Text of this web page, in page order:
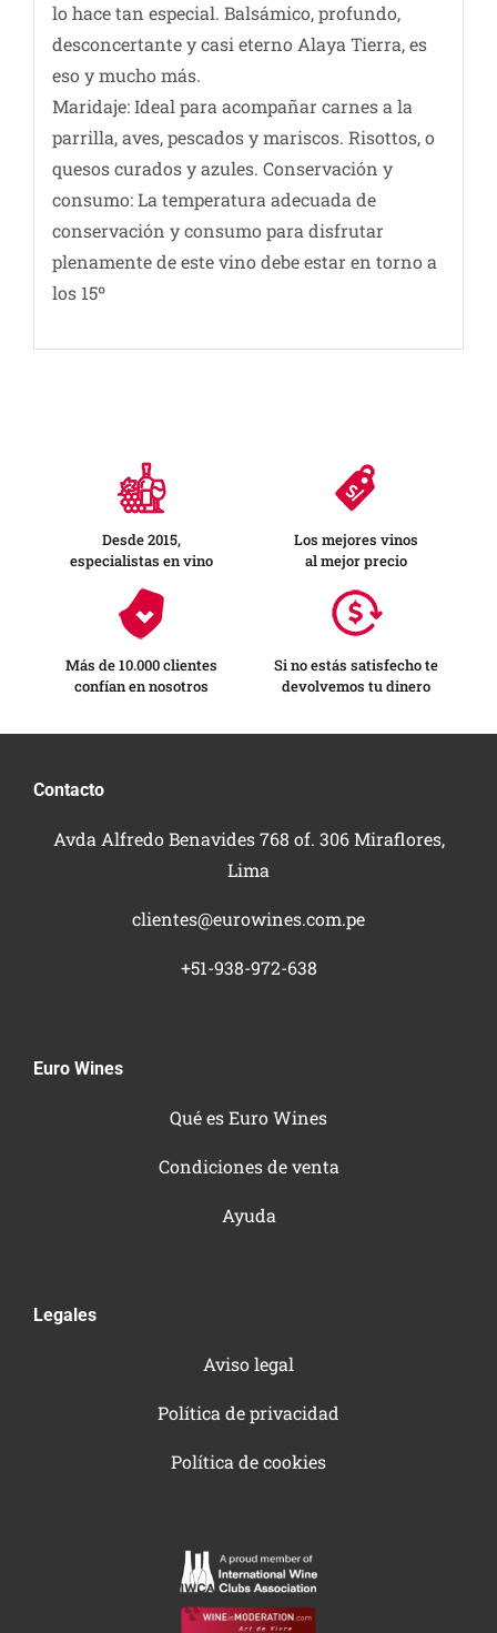
lo hace tan especial. Balsámico, profundo,
desconcertante y casi eterno Alaya Tierra, es
eso y mucho más.
Maridaje: Ideal para acompañar carnes a la
parrilla, aves, pescados y mariscos. Risottos, o
quesos curados y azules. Conservación y
consumo: La temperatura adecuada de
conservación y consumo para disfrutar
plenamente de este vino debe estar en torno a
los 15º
Desde 2015,
especialistas en vino
Los mejores vinos
al mejor precio
Más de 10.000 clientes
confían en nosotros
Si no estás satisfecho te
devolvemos tu dinero
Contacto
Avda Alfredo Benavides 768 of. 306 Miraflores,
Lima
clientes@eurowines.com.pe
+51-938-972-638
Euro Wines
Qué es Euro Wines
Condiciones de venta
Ayuda
Legales
Aviso legal
Política de privacidad
Política de cookies